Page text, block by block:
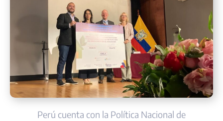
Perú cuenta con la Política Nacional de